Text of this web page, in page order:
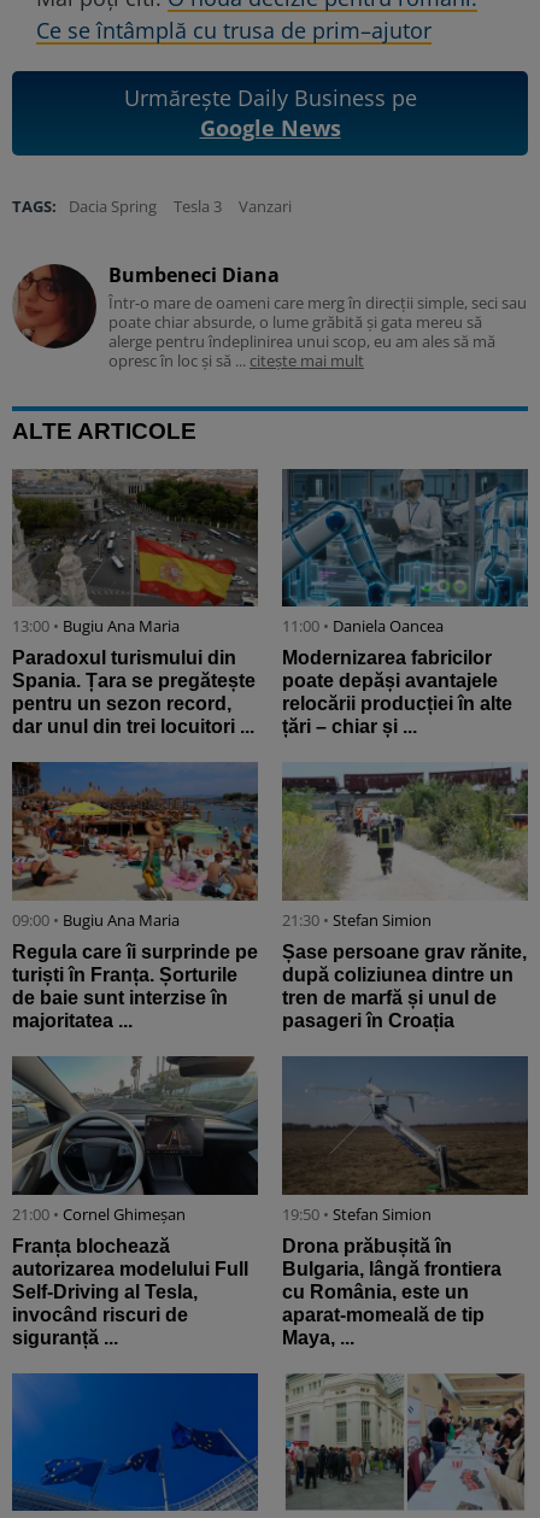
Ce se întâmplă cu trusa de prim–ajutor
Urmărește Daily Business pe
Google News
TAGS: Dacia Spring Tesla 3 Vanzari
Bumbeneci Diana
Într-o mare de oameni care merg în direcții simple, seci sau
poate chiar absurde, o lume grăbită și gata mereu să
alerge pentru îndeplinirea unui scop, eu am ales să mă
opresc în loc și să ... citește mai mult
ALTE ARTICOLE
13:00 • Bugiu ⁠Ana Maria
Paradoxul turismului din
Spania. Țara se pregătește
pentru un sezon record,
dar unul din trei locuitori ...
11:00 • Daniela Oancea
Modernizarea fabricilor
poate depăși avantajele
relocării producției în alte
țări – chiar și ...
09:00 • Bugiu ⁠Ana Maria
Regula care îi surprinde pe
turiști în Franța. Șorturile
de baie sunt interzise în
majoritatea ...
21:30 • Stefan Simion
Șase persoane grav rănite,
după coliziunea dintre un
tren de marfă și unul de
pasageri în Croația
21:00 • Cornel Ghimeșan
Franța blochează
autorizarea modelului Full
Self-Driving al Tesla,
invocând riscuri de
siguranță ...
19:50 • Stefan Simion
Drona prăbușită în
Bulgaria, lângă frontiera
cu România, este un
aparat-momeală de tip
Maya, ...